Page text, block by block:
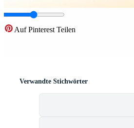
Auf Pinterest Teilen
Verwandte Stichwörter